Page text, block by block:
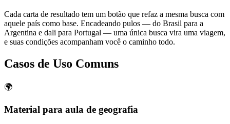
Cada carta de resultado tem um botão que refaz a mesma busca com
aquele país como base. Encadeando pulos — do Brasil para a
Argentina e dali para Portugal — uma única busca vira uma viagem,
e suas condições acompanham você o caminho todo.
Casos de Uso Comuns
🌍
Material para aula de geografia